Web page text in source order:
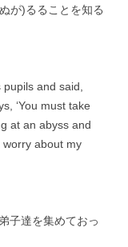
が)るることを知る
and said,
‘You must take
at an abyss and
worry about my
子達を集めておっ